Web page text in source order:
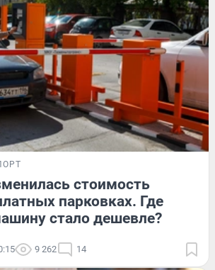
стоимость
парковках. Где
стало дешевле?
9 262 14